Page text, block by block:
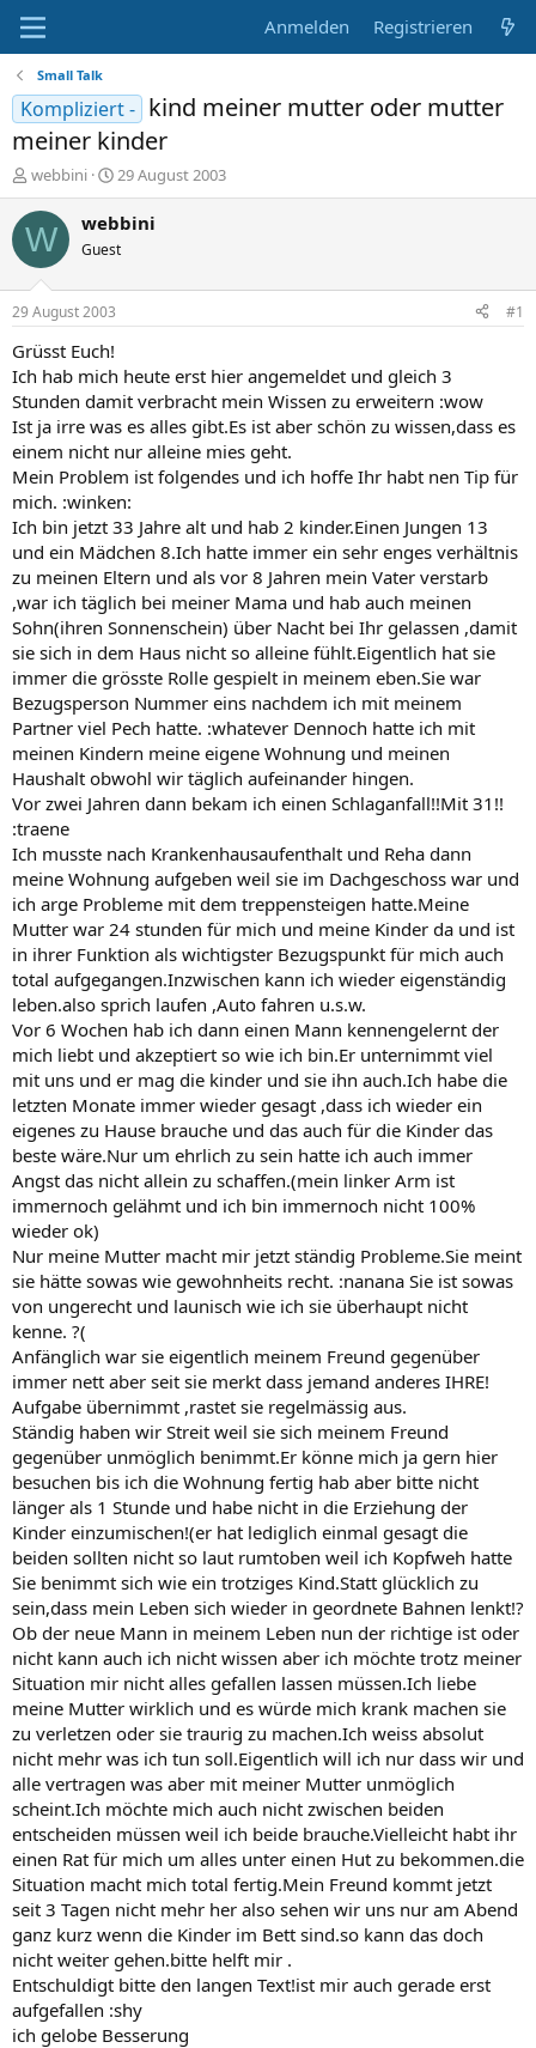
Anmelden Registrieren
Small Talk
Kompliziert - kind meiner mutter oder mutter
meiner kinder
E
r
s
t
e
r
webbini
E
r
s
e
t
m
29 August 2003
W webbini
Guest
29 August 2003 #1
Grüsst Euch!
Ich hab mich heute erst hier angemeldet und gleich 3
Stunden damit verbracht mein Wissen zu erweitern :wow
Ist ja irre was es alles gibt.Es ist aber schön zu wissen,dass es
einem nicht nur alleine mies geht.
Mein Problem ist folgendes und ich hoffe Ihr habt nen Tip für
mich. :winken:
Ich bin jetzt 33 Jahre alt und hab 2 kinder.Einen Jungen 13
und ein Mädchen 8.Ich hatte immer ein sehr enges verhältnis
zu meinen Eltern und als vor 8 Jahren mein Vater verstarb
,war ich täglich bei meiner Mama und hab auch meinen
Sohn(ihren Sonnenschein) über Nacht bei Ihr gelassen ,damit
sie sich in dem Haus nicht so alleine fühlt.Eigentlich hat sie
immer die grösste Rolle gespielt in meinem eben.Sie war
Bezugsperson Nummer eins nachdem ich mit meinem
Partner viel Pech hatte. :whatever Dennoch hatte ich mit
meinen Kindern meine eigene Wohnung und meinen
Haushalt obwohl wir täglich aufeinander hingen.
Vor zwei Jahren dann bekam ich einen Schlaganfall!!Mit 31!!
:traene
Ich musste nach Krankenhausaufenthalt und Reha dann
meine Wohnung aufgeben weil sie im Dachgeschoss war und
ich arge Probleme mit dem treppensteigen hatte.Meine
Mutter war 24 stunden für mich und meine Kinder da und ist
in ihrer Funktion als wichtigster Bezugspunkt für mich auch
total aufgegangen.Inzwischen kann ich wieder eigenständig
leben.also sprich laufen ,Auto fahren u.s.w.
Vor 6 Wochen hab ich dann einen Mann kennengelernt der
mich liebt und akzeptiert so wie ich bin.Er unternimmt viel
mit uns und er mag die kinder und sie ihn auch.Ich habe die
letzten Monate immer wieder gesagt ,dass ich wieder ein
eigenes zu Hause brauche und das auch für die Kinder das
beste wäre.Nur um ehrlich zu sein hatte ich auch immer
Angst das nicht allein zu schaffen.(mein linker Arm ist
immernoch gelähmt und ich bin immernoch nicht 100%
wieder ok)
Nur meine Mutter macht mir jetzt ständig Probleme.Sie meint
sie hätte sowas wie gewohnheits recht. :nanana Sie ist sowas
von ungerecht und launisch wie ich sie überhaupt nicht
kenne. ?(
Anfänglich war sie eigentlich meinem Freund gegenüber
immer nett aber seit sie merkt dass jemand anderes IHRE!
Aufgabe übernimmt ,rastet sie regelmässig aus.
Ständig haben wir Streit weil sie sich meinem Freund
gegenüber unmöglich benimmt.Er könne mich ja gern hier
besuchen bis ich die Wohnung fertig hab aber bitte nicht
länger als 1 Stunde und habe nicht in die Erziehung der
Kinder einzumischen!(er hat lediglich einmal gesagt die
beiden sollten nicht so laut rumtoben weil ich Kopfweh hatte
Sie benimmt sich wie ein trotziges Kind.Statt glücklich zu
sein,dass mein Leben sich wieder in geordnete Bahnen lenkt!?
Ob der neue Mann in meinem Leben nun der richtige ist oder
nicht kann auch ich nicht wissen aber ich möchte trotz meiner
Situation mir nicht alles gefallen lassen müssen.Ich liebe
meine Mutter wirklich und es würde mich krank machen sie
zu verletzen oder sie traurig zu machen.Ich weiss absolut
nicht mehr was ich tun soll.Eigentlich will ich nur dass wir und
alle vertragen was aber mit meiner Mutter unmöglich
scheint.Ich möchte mich auch nicht zwischen beiden
entscheiden müssen weil ich beide brauche.Vielleicht habt ihr
einen Rat für mich um alles unter einen Hut zu bekommen.die
Situation macht mich total fertig.Mein Freund kommt jetzt
seit 3 Tagen nicht mehr her also sehen wir uns nur am Abend
ganz kurz wenn die Kinder im Bett sind.so kann das doch
nicht weiter gehen.bitte helft mir .
Entschuldigt bitte den langen Text!ist mir auch gerade erst
aufgefallen :shy
ich gelobe Besserung